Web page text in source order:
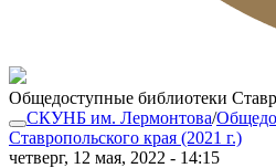
Общедоступные библиотеки
СКУНБ им. Лермонтова/
Ставропольского края (2021 г.)
четверг, 12 мая, 2022 - 14:15